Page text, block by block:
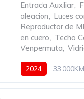
Entrada Auxiliar,
aleacion, Luces
Reproductor de
en cuero, Techo
Venpermuta,
2024 33,000KM